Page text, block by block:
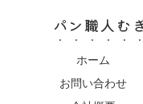
パン職人む
ホーム
お問い合わせ